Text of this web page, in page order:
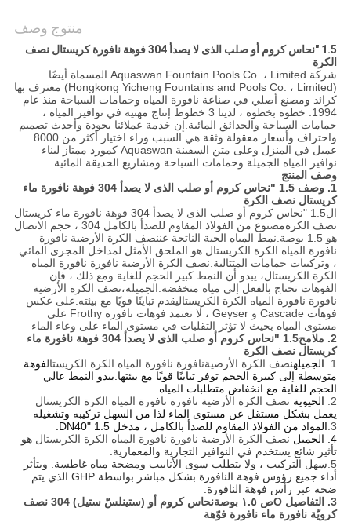
منتوج وصف
1.5 "نحاس كروم أو صلب الذى لا يصدأ 304 فوهة نافورة كريستال نصف
الكرة
شركة Aquaswan Fountain Pools Co. ، Limited المسماة أيضًا
(Hongkong Yicheng Fountains and Pools Co. ، Limited) معترف بها
كرائد ومصنع أصلي في صناعة نافورة المياه وحمامات السباحة منذ عام
1994. خطوة بخطوة ، لدينا 3 خطوط إنتاج مهنية في نوافير المياه ،
حمامات السباحة والحدائق المائية.إن خدمة عملائنا بجودة وأحدث تصميم
واحتراف وأسعار معقولة وثقة هي السبب وراء اختيار أكثر من 8000
عميل في المنزل وعلى متن السفينة Aquaswan كمورد ممتاز لبناء
نوافير المياه الجميلة وحمامات السباحة ومشاريع الحديقة المائية.
وصف المنتج
1. وصف
1.5 "نحاس كروم أو صلب الذى لا يصدأ 304 فوهة نافورة ماء
كريستال نصف الكرة
ال
1.5 "نحاس كروم أو صلب الذى لا يصدأ 304 فوهة نافورة ماء كريستال
نصف الكرة
مصنوع من الفولاذ المقاوم للصدأ بالكامل 304 ، حجم الاتصال
هو 1.5 بوصة.نمط المياه الحية الناتجة عن
نصف الكرة الأرضية نافورة
نافورة المياه الكرة الكريستال هو الملحق الأمثل لمداخل المجرى المائي
، وتركيبات حمامات المتتالية.نصف الكرة الأرضية نافورة نافورة المياه
الكرة الكريستال، يبدو أن النمط كبير الحجم للغاية.ومع ذلك ، فإن
الفوهات تحتاج بالفعل إلى مياه منخفضة.الجميله،نصف الكرة الأرضية
نافورة نافورة المياه الكرة الكريستاليقدم تباينًا قويًا مع بيئته.على عكس
فوهات Cascade و Geyser ، لا تعتمد فوهات نافورة Frothy على
مستوى المياه بحيث لا تؤثر التقلبات في مستوى الماء على وعاء الماء
2. ملامح
1.5 "نحاس كروم أو صلب الذى لا يصدأ 304 فوهة نافورة ماء
كريستال نصف الكرة
1.
الجميلهنصف الكرة الأرضيةنافورة نافورة المياه الكرة الكريستالفوهة
متوسطة إلى كبيرة الحجم توفر تباينًا قويًا مع بيئتها.يبدو النمط عالي
الحجم للغاية مع انخفاض متطلبات المياه.
2. الحيوية نصف الكرة الأرضية نافورة نافورة المياه الكرة الكريستال
يعمل بشكل مستقل عن مستوى الماء لذا من السهل تركيبه وتشغيله
3. المواد من الفولاذ المقاوم للصدأ بالكامل ، مدخل 1.5 "DN40.
4. الجميل
نصف الكرة الأرضية نافورة نافورة المياه الكرة الكريستال هو
تأثير شائع يستخدم في النوافير التجارية والمعمارية.
5. سهل التركيب ، ولا يتطلب سوى الأنابيب ومضخة مياه غاطسة. ويتأثر
أداء جميع رؤوس فوهة النافورة بشكل مباشر بواسطة GHP الذي يتم
ضخه عبر رأس فوهة النافورة.
3. التفاصيل O
ص ١.٥ بوصة
نحاس كروم أو (ستينلسّ ستيل) 304 نصف
كرويّة نافورة ماء نافورة فوّهة